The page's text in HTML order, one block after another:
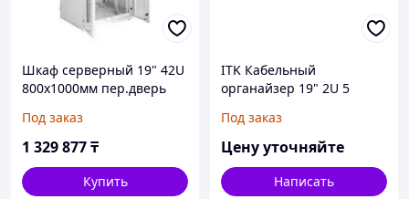
Шкаф серверный 19" 42U
800х1000мм пер.дверь
7035 LINEA S ITK
Под заказ
1 329 877₸
Купить
ITK Кабельный
органайзер 19" 2U 5
Под заказ
Цену уточняйте
Написать